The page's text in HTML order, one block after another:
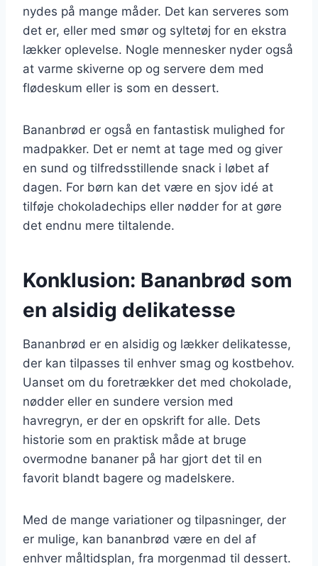
nydes på mange måder. Det kan serveres som
det er, eller med smør og syltetøj for en ekstra
lækker oplevelse. Nogle mennesker nyder også
at varme skiverne op og servere dem med
flødeskum eller is som en dessert.
Bananbrød er også en fantastisk mulighed for
madpakker. Det er nemt at tage med og giver
en sund og tilfredsstillende snack i løbet af
dagen. For børn kan det være en sjov idé at
tilføje chokoladechips eller nødder for at gøre
det endnu mere tiltalende.
Konklusion: Bananbrød som
en alsidig delikatesse
Bananbrød er en alsidig og lækker delikatesse,
der kan tilpasses til enhver smag og kostbehov.
Uanset om du foretrækker det med chokolade,
nødder eller en sundere version med
havregryn, er der en opskrift for alle. Dets
historie som en praktisk måde at bruge
overmodne bananer på har gjort det til en
favorit blandt bagere og madelskere.
Med de mange variationer og tilpasninger, der
er mulige, kan bananbrød være en del af
enhver måltidsplan, fra morgenmad til dessert.